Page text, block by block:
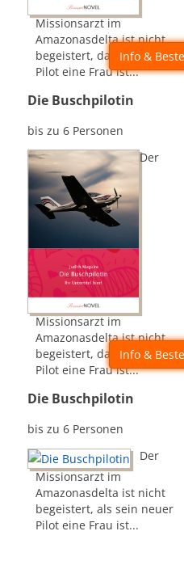
Missionsarzt im
Amazonasdelta ist nicht
begeistert, dass sein neuer
Pilot eine Frau ist...
Info &
Die Buschpilotin
bis zu 6 Personen
Der
Missionsarzt im
Amazonasdelta ist nicht
begeistert, dass sein neuer
Pilot eine Frau ist...
Info &
Die Buschpilotin
bis zu 6 Personen
Der
Missionsarzt im
Amazonasdelta ist nicht
begeistert, als sein neuer
Pilot eine Frau ist...